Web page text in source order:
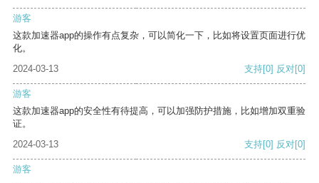
游客
这款加速器app的操作有点复杂，可以简化一下，比如将设置页面进行优
化。
2024-03-13
支持[0] 反对[0]
游客
这款加速器app的安全性有待提高，可以加强防护措施，比如增加双重验
证。
2024-03-13
支持[0] 反对[0]
游客